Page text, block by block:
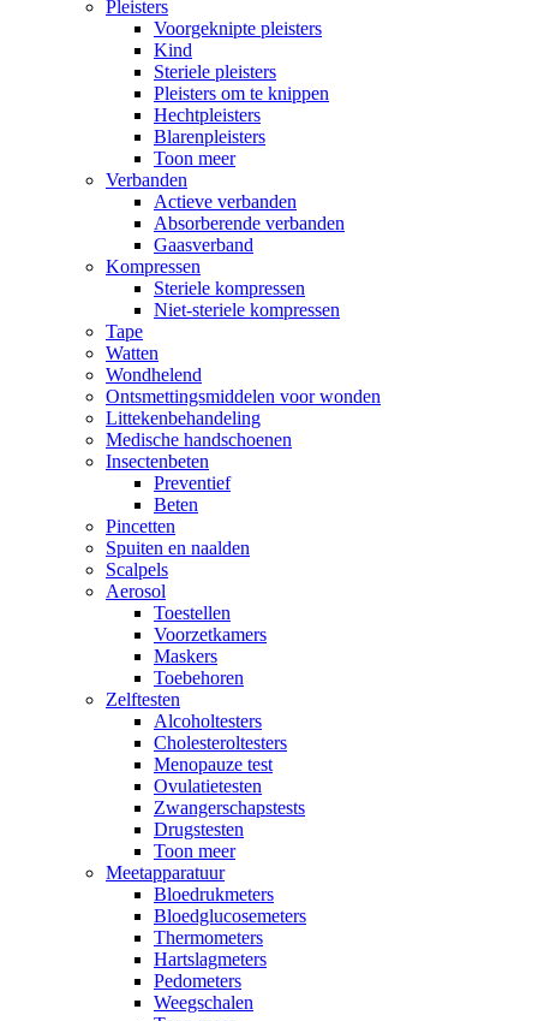
Pleisters
Voorgeknipte pleisters
Kind
Steriele pleisters
Pleisters om te knippen
Hechtpleisters
Blarenpleisters
Toon meer
Verbanden
Actieve verbanden
Absorberende verbanden
Gaasverband
Kompressen
Steriele kompressen
Niet-steriele kompressen
Tape
Watten
Wondhelend
Ontsmettingsmiddelen voor wonden
Littekenbehandeling
Medische handschoenen
Insectenbeten
Preventief
Beten
Pincetten
Spuiten en naalden
Scalpels
Aerosol
Toestellen
Voorzetkamers
Maskers
Toebehoren
Zelftesten
Alcoholtesters
Cholesteroltesters
Menopauze test
Ovulatietesten
Zwangerschapstests
Drugstesten
Toon meer
Meetapparatuur
Bloedrukmeters
Bloedglucosemeters
Thermometers
Hartslagmeters
Pedometers
Weegschalen